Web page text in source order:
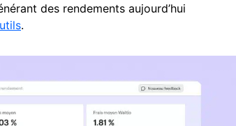
des rendements aujourd’hui
.